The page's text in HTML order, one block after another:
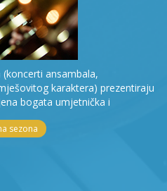
ansambala,
karaktera) prezentiraju
bogata umjetnička i
sezona